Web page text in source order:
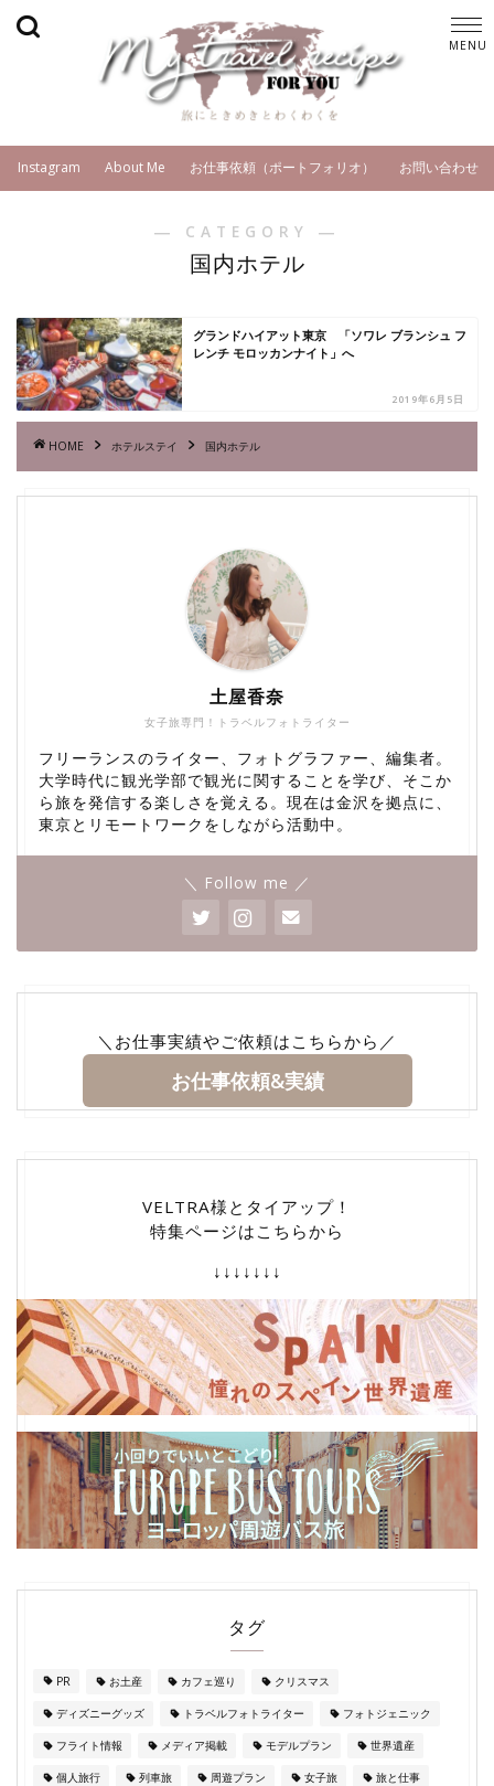
Instagram About Me お仕事依頼（ポートフォリオ） お問い合わせ
― CATEGORY ―
国内ホテル
グランドハイアット東京 「ソワレ ブランシュ フ
レンチ モロッカンナイト」へ
2019年6月5日
HOME ホテルステイ 国内ホテル
女子旅専門！トラベルフォトライター
土屋香奈
フリーランスのライター、フォトグラファー、編集者。
大学時代に観光学部で観光に関することを学び、そこか
ら旅を発信する楽しさを覚える。現在は金沢を拠点に、
東京とリモートワークをしながら活動中。
＼ Follow me ／
＼お仕事実績やご依頼はこちらから／
お仕事依頼&実績
VELTRA様とタイアップ！
特集ページはこちらから
↓↓↓↓↓↓↓
タグ
PR お土産 カフェ巡り クリスマス
ディズニーグッズ トラベルフォトライター フォトジェニック
フライト情報 メディア掲載 モデルプラン 世界遺産
個人旅行 列車旅 周遊プラン 女子旅 旅と仕事